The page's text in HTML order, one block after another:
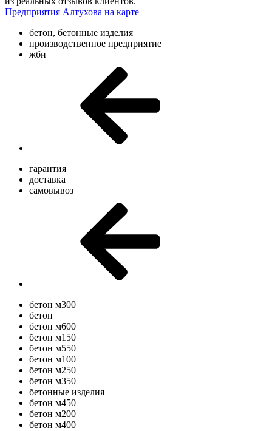
Предприятия Алтухова на карте
бетон, бетонные изделия
производственное предприятие
жби
гарантия
доставка
самовывоз
бетон м300
бетон
бетон м600
бетон м150
бетон м550
бетон м100
бетон м250
бетон м350
бетонные изделия
бетон м450
бетон м200
бетон м400